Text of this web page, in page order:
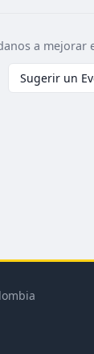
a mejorar
Sugerir un